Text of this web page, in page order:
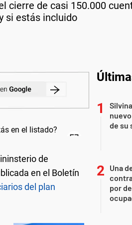
cierre de casi 150.000
si estás incluido
de
en el Boletín
del plan
de su
Una
por